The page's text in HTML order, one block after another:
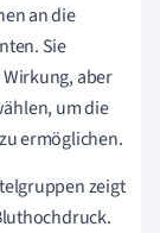
an die
Sie
aber
um die
ermöglichen.
zeigt